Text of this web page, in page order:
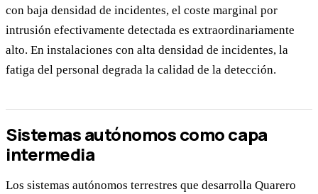
con baja densidad de incidentes, el coste marginal por
intrusión efectivamente detectada es extraordinariamente
alto. En instalaciones con alta densidad de incidentes, la
fatiga del personal degrada la calidad de la detección.
Sistemas autónomos como capa
intermedia
Los sistemas autónomos terrestres que desarrolla Quarero